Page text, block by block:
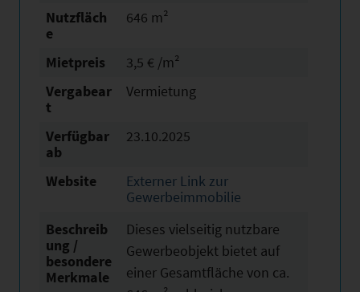
Nutzfläch
e
646 m²
Mietpreis
3,5 € /m²
Vergabear
t
Vermietung
Verfügbar
ab
23.10.2025
Website
Externer Link zur
Gewerbeimmobilie
Beschreib
ung /
besondere
Merkmale
Dieses vielseitig nutzbare
Gewerbeobjekt bietet auf
einer Gesamtfläche von ca.